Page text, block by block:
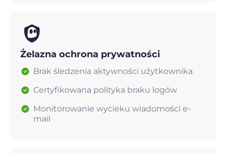
Żelazna ochrona prywatności
Brak śledzenia aktywności użytkownika
Certyfikowana polityka braku logów
Monitorowanie wycieku wiadomości e-
mail